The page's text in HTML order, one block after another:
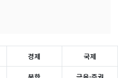
경제 국제